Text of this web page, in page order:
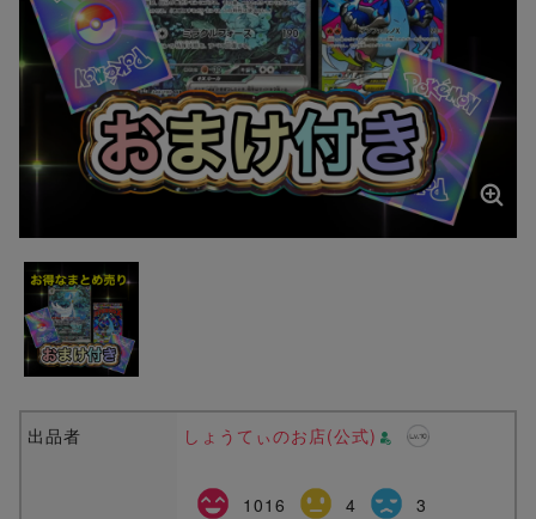
出品者 しょうてぃのお店(公式)
1016 4
3